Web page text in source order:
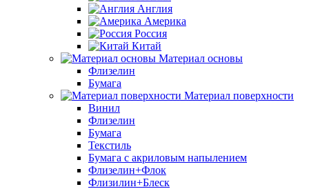
Англия
Америка
Россия
Китай
Материал основы
Флизелин
Бумага
Материал поверхности
Винил
Флизелин
Бумага
Текстиль
Бумага с акриловым напылением
Флизелин+Флок
Флизилин+Блеск